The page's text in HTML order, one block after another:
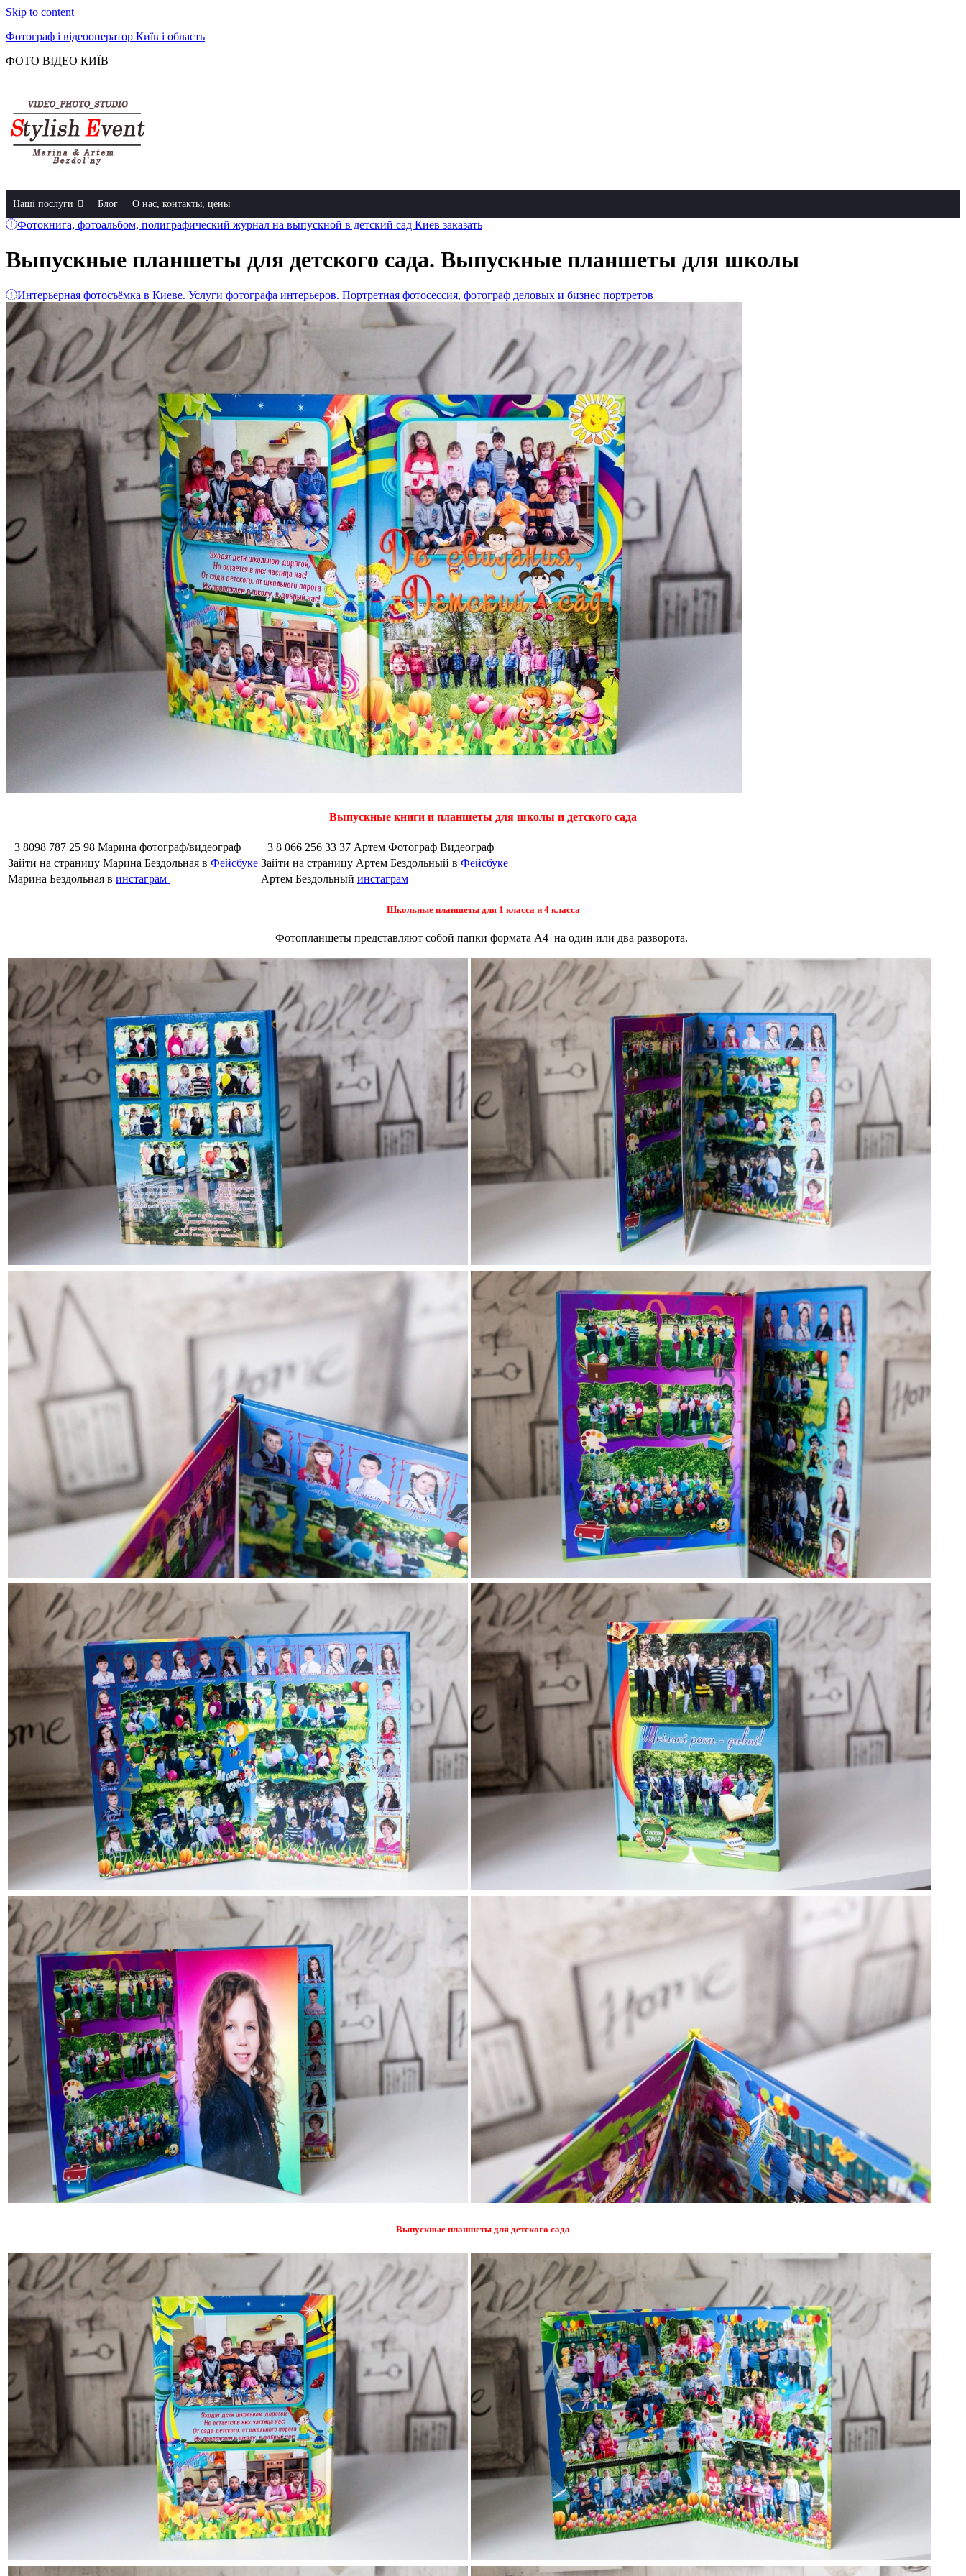
Skip to content
Фотограф і відеооператор Київ і область
ФОТО ВІДЕО КИЇВ
Наші послуги Блог О нас, контакты, цены
Фотокнига, фотоальбом, полиграфический журнал на выпускной в детский сад Киев заказать
Выпускные планшеты для детского сада. Выпускные планшеты для школы
Интерьерная фотосъёмка в Киеве. Услуги фотографа интерьеров. Портретная фотосессия, фотограф деловых и бизнес портретов
Выпускные книги и планшеты для школы и детского сада
+3 8098 787 25 98 Марина фотограф/видеограф
+3 8 066 256 33 37 Артем Фотограф Видеограф
Зайти на страницу Марина Бездольная в Фейсбуке Зайти на страницу Артем Бездольный в Фейсбуке
Марина Бездольная в инстаграм Артем Бездольный инстаграм
Школьные планшеты для 1 класса и 4 класса
Фотопланшеты представляют собой папки формата А4 на один или два разворота.
Выпускные планшеты для детского сада